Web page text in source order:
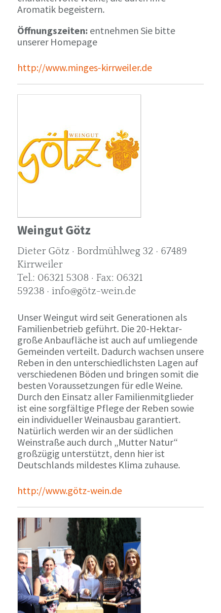
Aromatik begeistern.
Öffnungszeiten: entnehmen Sie bitte
unserer Homepage
http://www.minges-kirrweiler.de
Weingut Götz
Dieter Götz · Bordmühlweg 32 · 67489
Kirrweiler
Tel.: 06321 5308 · Fax: 06321
59238 · info@götz-wein.de
Unser Weingut wird seit Generationen als
Familienbetrieb geführt. Die 20-Hektar-
große Anbaufläche ist auch auf umliegende
Gemeinden verteilt. Dadurch wachsen unsere
Reben in den unterschiedlichsten Lagen auf
verschiedenen Böden und bringen somit die
besten Voraussetzungen für edle Weine.
Durch den Einsatz aller Familienmitglieder
ist eine sorgfältige Pflege der Reben sowie
ein individueller Weinausbau garantiert.
Natürlich werden wir an der südlichen
Weinstraße auch durch „Mutter Natur“
großzügig unterstützt, denn hier ist
Deutschlands mildestes Klima zuhause.
http://www.götz-wein.de